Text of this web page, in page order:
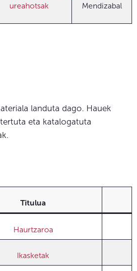
ureahotsak
Mendizabal
landuta dago. Hauek
eta katalogatuta
Titulua
Haurtzaroa
Ikasketak